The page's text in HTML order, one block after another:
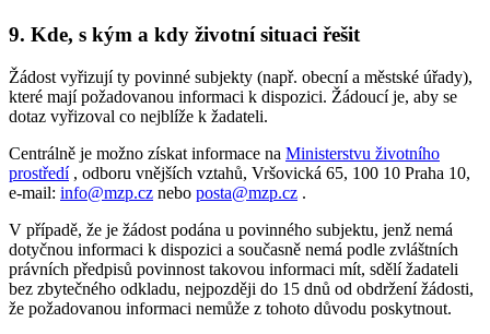
9. Kde, s kým a kdy životní situaci řešit
Žádost vyřizují ty povinné subjekty (např. obecní a městské úřady),
které mají požadovanou informaci k dispozici. Žádoucí je, aby se
dotaz vyřizoval co nejblíže k žadateli.
Centrálně je možno získat informace na Ministerstvu životního
prostředí, odboru vnějších vztahů, Vršovická 65, 100 10 Praha 10,
e-mail: info@mzp.cz nebo posta@mzp.cz .
V případě, že je žádost podána u povinného subjektu, jenž nemá
dotyčnou informaci k dispozici a současně nemá podle zvláštních
právních předpisů povinnost takovou informaci mít, sdělí žadateli
bez zbytečného odkladu, nejpozději do 15 dnů od obdržení žádosti,
že požadovanou informaci nemůže z tohoto důvodu poskytnout.